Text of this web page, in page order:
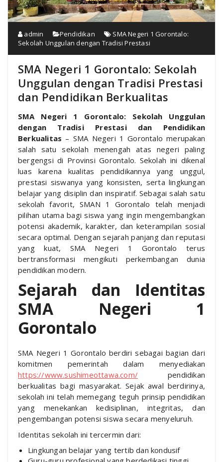
admin Pendidikan
SMA Negeri 1 Gorontalo:
Sekolah Unggulan dengan Tradisi Prestasi
SMA Negeri 1 Gorontalo: Sekolah
Unggulan dengan Tradisi Prestasi
dan Pendidikan Berkualitas
SMA Negeri 1 Gorontalo: Sekolah Unggulan
dengan Tradisi Prestasi dan Pendidikan
Berkualitas – SMA Negeri 1 Gorontalo merupakan
salah satu sekolah menengah atas negeri paling
bergengsi di Provinsi Gorontalo. Sekolah ini dikenal
luas karena kualitas pendidikannya yang unggul,
prestasi siswanya yang konsisten, serta lingkungan
belajar yang disiplin dan inspiratif. Sebagai salah satu
sekolah favorit, SMAN 1 Gorontalo telah menjadi
pilihan utama bagi siswa yang ingin mengembangkan
potensi akademik, karakter, dan keterampilan sosial
secara optimal. Dengan sejarah panjang dan reputasi
yang kuat, SMA Negeri 1 Gorontalo terus
bertransformasi mengikuti perkembangan dunia
pendidikan modern.
Sejarah dan Identitas
SMA Negeri 1
Gorontalo
SMA Negeri 1 Gorontalo berdiri sebagai bagian dari
komitmen pemerintah dalam menyediakan
https://www.sushimeottawa.com/ pendidikan
berkualitas bagi masyarakat. Sejak awal berdirinya,
sekolah ini telah memegang teguh prinsip pendidikan
yang menekankan kedisiplinan, integritas, dan
pengembangan potensi siswa secara menyeluruh.
Identitas sekolah ini tercermin dari:
Lingkungan belajar yang tertib dan kondusif